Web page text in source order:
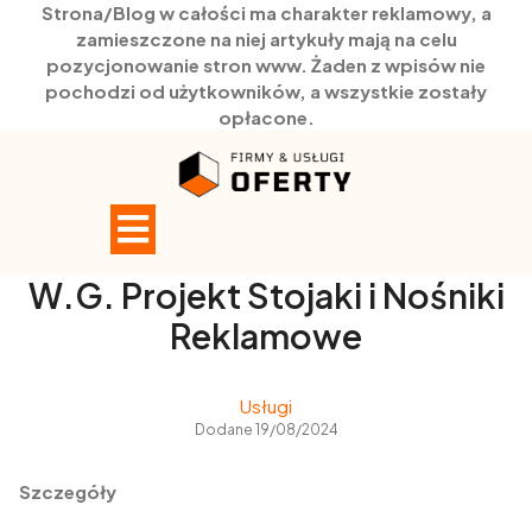
Strona/Blog w całości ma charakter reklamowy, a
zamieszczone na niej artykuły mają na celu
pozycjonowanie stron www. Żaden z wpisów nie
pochodzi od użytkowników, a wszystkie zostały
opłacone.
Button
W.G. Projekt Stojaki i Nośniki
Reklamowe
Usługi
Dodane 19/08/2024
Szczegóły